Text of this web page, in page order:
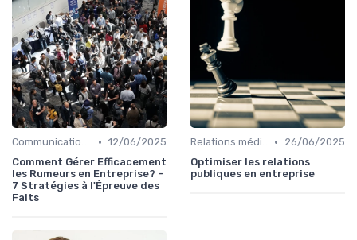
Communication de crise • 12/06/2025
Comment Gérer Efficacement
les Rumeurs en Entreprise? -
7 Stratégies à l'Épreuve des
Faits
Relations médias & presse •
26/06/2025
Optimiser les relations
publiques en entreprise